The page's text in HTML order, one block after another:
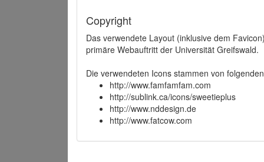
Copyright
Das verwendete Layout (inklusive dem
primäre Webauftritt der Universität Greifswald.
Die verwendeten Icons stammen von
http://www.famfamfam.com
http://sublink.ca/icons/sweetieplus
http://www.nddesign.de
http://www.fatcow.com